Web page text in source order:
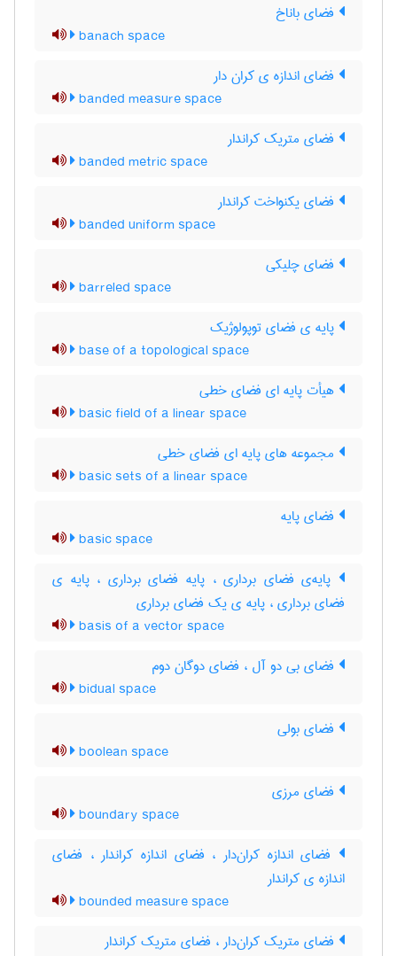
فضای باناخ
banach space
فضای اندازه ی کران دار
banded measure space
فضای متریک کراندار
banded metric space
فضای یکنواخت کراندار
banded uniform space
فضای چلیکی
barreled space
پایه ی فضای توپولوژیک
base of a topological space
هیأت پایه ای فضای خطی
basic field of a linear space
مجموعه های پایه ای فضای خطی
basic sets of a linear space
فضای پایه
basic space
پایه‌ی فضای برداری ، پایه فضای برداری ، پایه ی
فضای برداری ، پایه ی یک فضای برداری
basis of a vector space
فضای بی دو آل ، فضای دوگان دوم
bidual space
فضای بولی
boolean space
فضای مرزی
boundary space
فضای اندازه کران‌دار ، فضای اندازه کراندار ، فضای
اندازه ی کراندار
bounded measure space
فضای متریک کران‌دار ، فضای متریک کراندار